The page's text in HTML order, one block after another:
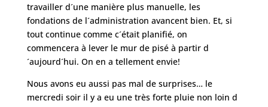
travailler d´une manière plus manuelle, les
fondations de l´administration avancent bien. Et, si
tout continue comme c´était planifié, on
commencera à lever le mur de pisé à partir d
´aujourd´hui. On en a tellement envie!
Nous avons eu aussi pas mal de surprises… le
mercredi soir il y a eu une très forte pluie non loin d